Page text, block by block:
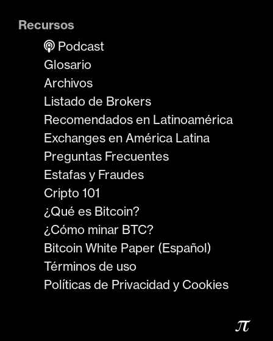
Recursos
Podcast
Glosario
Archivos
Listado de Brokers
Recomendados en Latinoamérica
Exchanges en América Latina
Preguntas Frecuentes
Estafas y Fraudes
Cripto 101
¿Qué es Bitcoin?
¿Cómo minar BTC?
Bitcoin White Paper (Español)
Términos de uso
Políticas de Privacidad y Cookies
𝜋